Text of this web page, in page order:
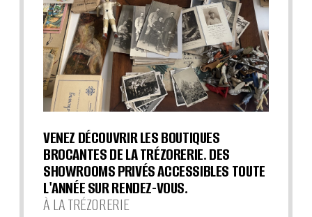
VENEZ DÉCOUVRIR LES BOUTIQUES
BROCANTES DE LA TRÉZORERIE. DES
SHOWROOMS PRIVÉS ACCESSIBLES TOUTE
L'ANNÉE SUR RENDEZ-VOUS.
À LA TRÉZORERIE